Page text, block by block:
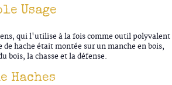
Usage
qui l'utilise à la fois comme outil polyvalent
hache était montée sur un manche en bois,
bois, la chasse et la défense.
Haches